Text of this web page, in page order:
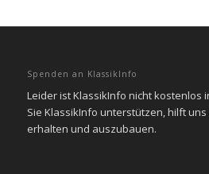
Spenden an KlassikInfo
Leider ist KlassikInfo nicht kostenlos
Sie KlassikInfo unterstützen, hilft
erhalten und auszubauen.